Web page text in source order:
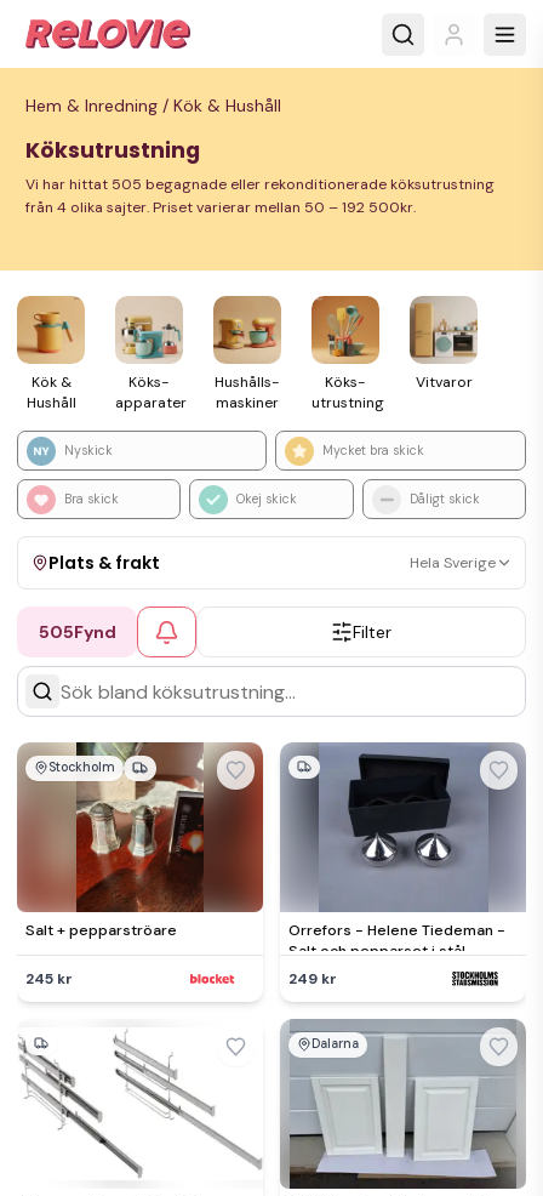
Hem & Inredning / Kök & Hushåll
Köksutrustning
Vi har hittat 505 begagnade eller rekonditionerade köksutrustning
från 4 olika sajter. Priset varierar mellan 50 – 192 500kr.
Kök &
Hushåll
Köks­
apparater
Hushålls­
maskiner
Köks­
utrustning
Vitvaror
Nyskick Mycket bra skick
Bra skick Okej skick Dåligt skick
Plats & frakt Hela Sverige
Visa allt Kan skickas Upphämtning
505Fynd Filter
Stockholm
Salt + pepparströare
245 kr
Orrefors - Helene Tiedeman -
Salt och pepparset i stål
249 kr
Dalarna